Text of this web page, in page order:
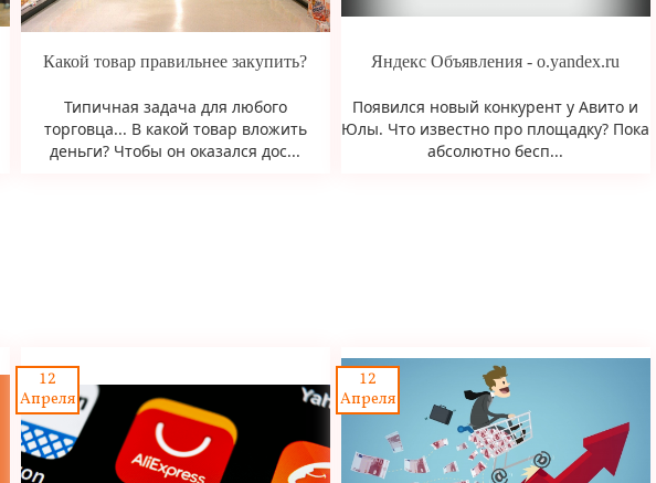
Какой товар правильнее закупить?
Типичная задача для любого
торговца... В какой товар вложить
деньги? Чтобы он оказался дос...
Яндекс Объявления - o.yandex.ru
Появился новый конкурент у Авито и
Юлы. Что известно про площадку? Пока
абсолютно бесп...
12
Апреля
12
Апреля